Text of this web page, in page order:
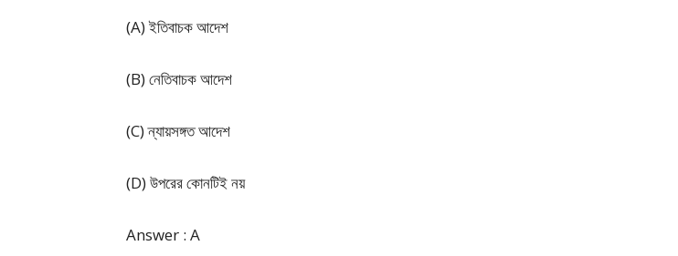
(A) ইতিবাচক আদেশ
(B) নেতিবাচক আদেশ
(C) ন্যায়সঙ্গত আদেশ
(D) উপরের কোনটিই নয়
Answer : A